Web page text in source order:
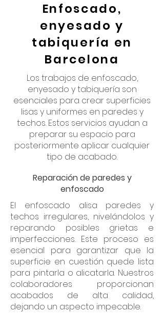
Enfoscado,
enyesado y
tabiquería en
Barcelona
Los trabajos de enfoscado,
enyesado y tabiquería son
esenciales para crear superficies
lisas y uniformes en paredes y
techos. Estos servicios ayudan a
preparar su espacio para
posteriormente aplicar cualquier
tipo de acabado.
Reparación de paredes y
enfoscado
El enfoscado alisa paredes y
techos irregulares, nivelándolos y
reparando posibles grietas e
imperfecciones. Este proceso es
esencial para garantizar que la
superficie en cuestión quede lista
para pintarla o alicatarla. Nuestros
colaboradores proporcionan
acabados de alta calidad,
dejando un aspecto impecable.